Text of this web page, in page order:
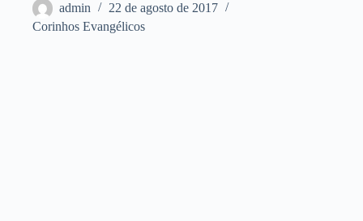
admin
22 de agosto de 2017
Corinhos Evangélicos